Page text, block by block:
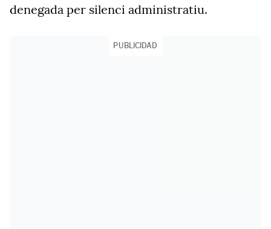
denegada per silenci administratiu.
PUBLICIDAD